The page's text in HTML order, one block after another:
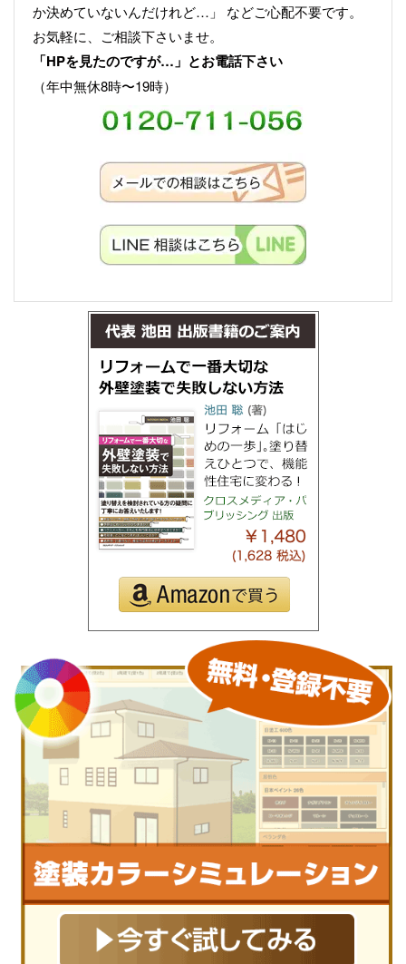
か決めていないんだけれど…」 などご心配不要です。
お気軽に、ご相談下さいませ。
「HPを見たのですが…」とお電話下さい
（年中無休8時〜19時）